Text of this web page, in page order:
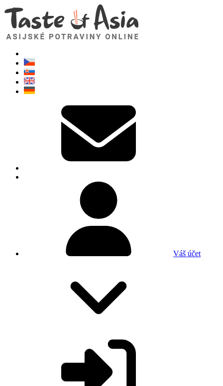
Váš účet
TasteOfAsia.cz
Neváhejte se zeptat. Jsem tady pro vás!